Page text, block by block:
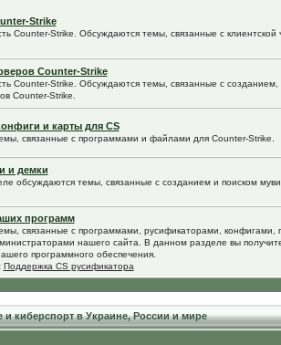
Strike
Counter-Strike. Обсуждаются темы, связанные с клиентской
Counter-Strike
Counter-Strike. Обсуждаются темы, связанные с
Counter-Strike.
и карты для CS
связанные с программами и файлами для Counter-Strike.
и демки
обсуждаются темы, связанные с созданием и поиском
программ
связанные с программами, русификаторами, конфигами,
нашего сайта. В данном разделе вы
программного обеспечения.
Поддержка CS русификатора
и киберспорт в Украине, России и мире